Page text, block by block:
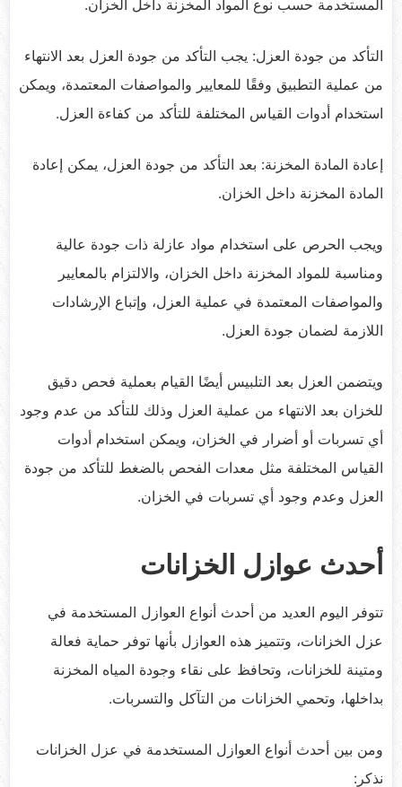
المستخدمة حسب نوع المواد المخزنة داخل الخزان.
التأكد من جودة العزل: يجب التأكد من جودة العزل بعد الانتهاء
من عملية التطبيق وفقًا للمعايير والمواصفات المعتمدة، ويمكن
استخدام أدوات القياس المختلفة للتأكد من كفاءة العزل.
إعادة المادة المخزنة: بعد التأكد من جودة العزل، يمكن إعادة
المادة المخزنة داخل الخزان.
ويجب الحرص على استخدام مواد عازلة ذات جودة عالية
ومناسبة للمواد المخزنة داخل الخزان، والالتزام بالمعايير
والمواصفات المعتمدة في عملية العزل، وإتباع الإرشادات
اللازمة لضمان جودة العزل.
ويتضمن العزل بعد التلبيس أيضًا القيام بعملية فحص دقيق
للخزان بعد الانتهاء من عملية العزل وذلك للتأكد من عدم وجود
أي تسربات أو أضرار في الخزان، ويمكن استخدام أدوات
القياس المختلفة مثل معدات الفحص بالضغط للتأكد من جودة
العزل وعدم وجود أي تسربات في الخزان.
أحدث عوازل الخزانات
تتوفر اليوم العديد من أحدث أنواع العوازل المستخدمة في
عزل الخزانات، وتتميز هذه العوازل بأنها توفر حماية فعالة
ومتينة للخزانات، وتحافظ على نقاء وجودة المياه المخزنة
بداخلها، وتحمي الخزانات من التآكل والتسربات.
ومن بين أحدث أنواع العوازل المستخدمة في عزل الخزانات
نذكر: